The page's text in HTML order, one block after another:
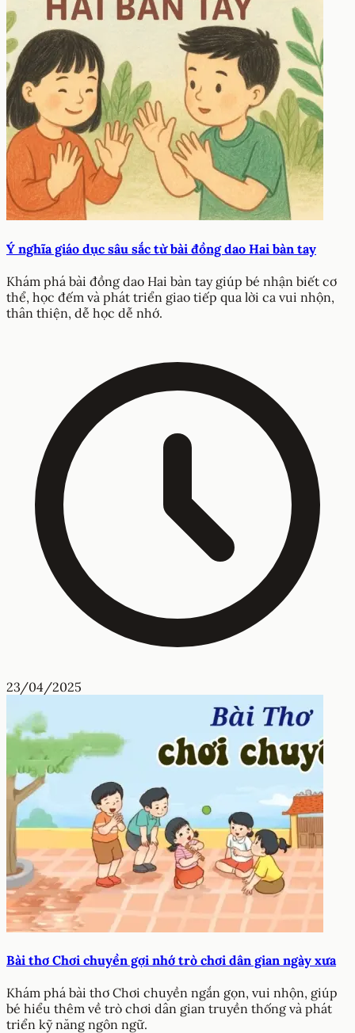
Ý nghĩa giáo dục sâu sắc từ bài đồng dao Hai bàn tay
Khám phá bài đồng dao Hai bàn tay giúp bé nhận biết cơ
thể, học đếm và phát triển giao tiếp qua lời ca vui nhộn,
thân thiện, dễ học dễ nhớ.
23/04/2025
Bài thơ Chơi chuyền gợi nhớ trò chơi dân gian ngày xưa
Khám phá bài thơ Chơi chuyền ngắn gọn, vui nhộn, giúp
bé hiểu thêm về trò chơi dân gian truyền thống và phát
triển kỹ năng ngôn ngữ.